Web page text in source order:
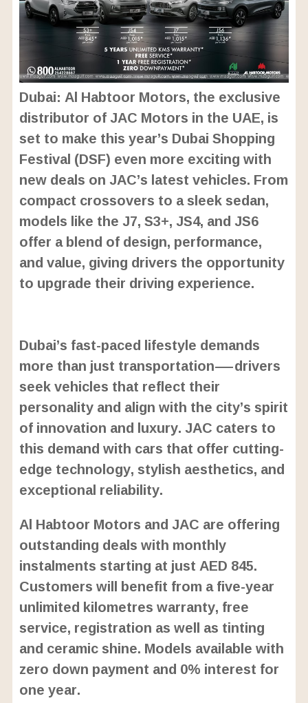
Dubai: Al Habtoor Motors, the exclusive
distributor of JAC Motors in the UAE, is
set to make this year’s Dubai Shopping
Festival (DSF) even more exciting with
new deals on JAC’s latest vehicles. From
compact crossovers to a sleek sedan,
models like the J7, S3+, JS4, and JS6
offer a blend of design, performance,
and value, giving drivers the opportunity
to upgrade their driving experience.
U
n
u
t
e
a
d
e
d
2
4
.
6
3
%
Dubai’s fast-paced lifestyle demands
more than just transportation—drivers
seek vehicles that reflect their
personality and align with the city’s spirit
of innovation and luxury. JAC caters to
this demand with cars that offer cutting-
edge technology, stylish aesthetics, and
exceptional reliability.
Al Habtoor Motors and JAC are offering
outstanding deals with monthly
instalments starting at just AED 845.
Customers will benefit from a five-year
unlimited kilometres warranty, free
service, registration as well as tinting
and ceramic shine. Models available with
zero down payment and 0% interest for
one year.